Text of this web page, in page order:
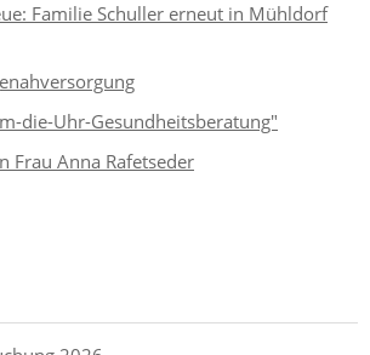
Familie Schuller erneut in Mühldorf
die-Uhr-Gesundheitsberatung"
Frau Anna Rafetseder